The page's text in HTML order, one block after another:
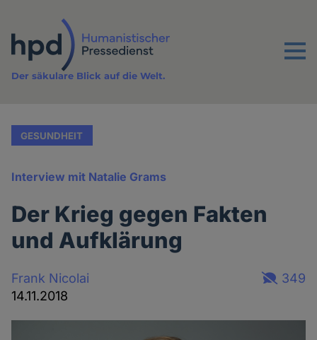
Inhalt
Menu
Der säkulare Blick auf die Welt.
GESUNDHEIT
Interview mit Natalie Grams
Der Krieg gegen Fakten
und Aufklärung
Frank Nicolai
14.11.2018
349